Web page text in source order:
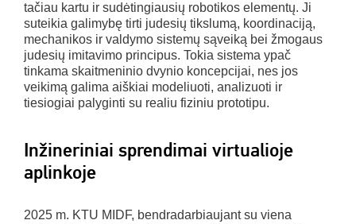
tačiau kartu ir sudėtingiausių robotikos elementų. Ji
suteikia galimybę tirti judesių tikslumą, koordinaciją,
mechanikos ir valdymo sistemų sąveiką bei žmogaus
judesių imitavimo principus. Tokia sistema ypač
tinkama skaitmeninio dvynio koncepcijai, nes jos
veikimą galima aiškiai modeliuoti, analizuoti ir
tiesiogiai palyginti su realiu fiziniu prototipu.
Inžineriniai sprendimai virtualioje
aplinkoje
2025 m. KTU MIDF, bendradarbiaujant su viena